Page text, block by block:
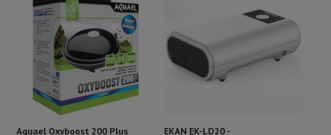
Aquael Oxyboost 200 Plus
EKAN EK-LD20 -